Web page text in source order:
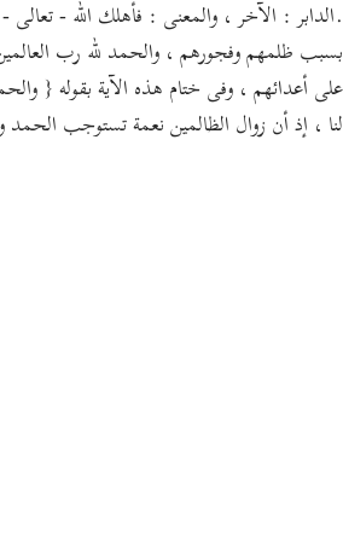
.الدابر : الآخر ، والمعنى : فأهلك الله - تعالى
بسبب ظلمهم وفجورهم ، والحمد لله رب
على أعدائهم ، وفى ختام هذه الآية بقوله {
لنا ، إذ أن زوال الظالمين نعمة تستوجب الحمد